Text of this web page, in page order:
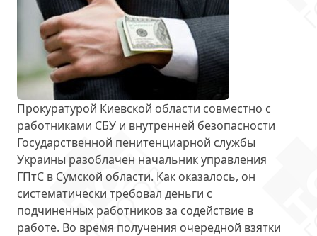
Прокуратурой Киевской области совместно с
работниками СБУ и внутренней безопасности
Государственной пенитенциарной службы
Украины разоблачен начальник управления
ГПтС в Сумской области. Как оказалось, он
систематически требовал деньги с
подчиненных работников за содействие в
работе. Во время получения очередной взятки